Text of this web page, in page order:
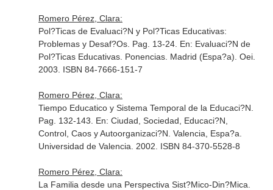
Romero Pérez, Clara:
Pol?Ticas de Evaluaci?N y Pol?Ticas Educativas:
Problemas y Desaf?Os. Pag. 13-24. En: Evaluaci?N de
Pol?Ticas Educativas. Ponencias. Madrid (Espa?a). Oei.
2003. ISBN 84-7666-151-7
Romero Pérez, Clara:
Tiempo Educatico y Sistema Temporal de la Educaci?N.
Pag. 132-143. En: Ciudad, Sociedad, Educaci?N,
Control, Caos y Autoorganizaci?N . Valencia, Espa?a.
Universidad de Valencia. 2002. ISBN 84-370-5528-8
Romero Pérez, Clara:
La Familia desde una Perspectiva Sist?Mico-Din?Mica.